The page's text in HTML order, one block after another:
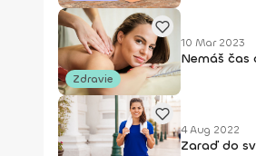
Zdravie
10 Mar 2023
Nemáš
4 Aug 2022
Zaraď do